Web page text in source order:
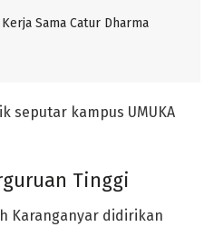
Sama Catur Dharma
seputar kampus UMUKA
Tinggi
Karanganyar didirikan